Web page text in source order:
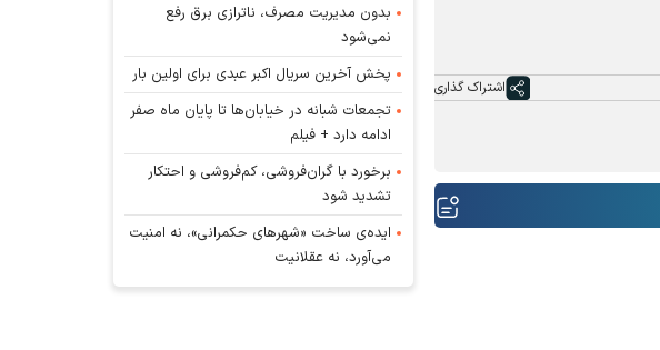
اشتراک گذاری
بدون مدیریت مصرف، ناترازی برق رفع
نمی‌شود
پخش آخرین سریال اکبر عبدی برای اولین بار
تجمعات شبانه در خیابان‌ها تا پایان ماه صفر
ادامه دارد + فیلم
برخورد با گران‌فروشی، کم‌فروشی و احتکار
تشدید شود
ایده‌ی ساخت «شهرهای حکمرانی»، نه امنیت
می‌آورد، نه عقلانیت